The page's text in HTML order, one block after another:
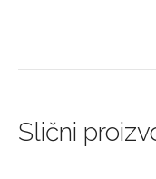
Slični